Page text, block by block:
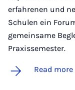
erfahrenen und
Schulen ein
gemeinsame
Praxissemester.
Read more